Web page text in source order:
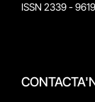
ISSN 2339 - 9619